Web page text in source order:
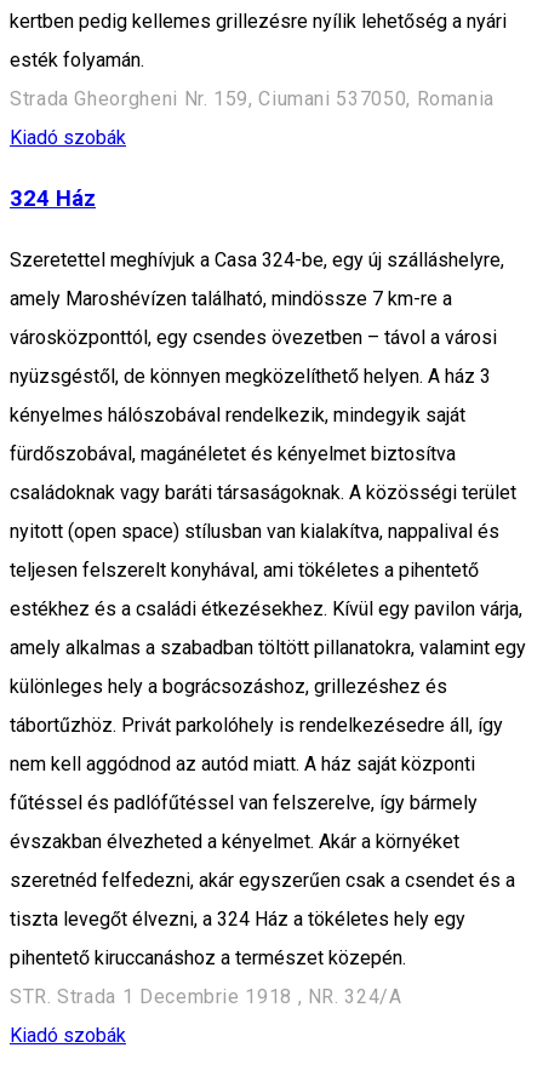
kertben pedig kellemes grillezésre nyílik lehetőség a nyári
esték folyamán.
Strada Gheorgheni Nr. 159, Ciumani 537050, Romania
Kiadó szobák
324 Ház
Szeretettel meghívjuk a Casa 324-be, egy új szálláshelyre,
amely Maroshévízen található, mindössze 7 km-re a
városközponttól, egy csendes övezetben – távol a városi
nyüzsgéstől, de könnyen megközelíthető helyen. A ház 3
kényelmes hálószobával rendelkezik, mindegyik saját
fürdőszobával, magánéletet és kényelmet biztosítva
családoknak vagy baráti társaságoknak. A közösségi terület
nyitott (open space) stílusban van kialakítva, nappalival és
teljesen felszerelt konyhával, ami tökéletes a pihentető
estékhez és a családi étkezésekhez. Kívül egy pavilon várja,
amely alkalmas a szabadban töltött pillanatokra, valamint egy
különleges hely a bográcsozáshoz, grillezéshez és
tábortűzhöz. Privát parkolóhely is rendelkezésedre áll, így
nem kell aggódnod az autód miatt. A ház saját központi
fűtéssel és padlófűtéssel van felszerelve, így bármely
évszakban élvezheted a kényelmet. Akár a környéket
szeretnéd felfedezni, akár egyszerűen csak a csendet és a
tiszta levegőt élvezni, a 324 Ház a tökéletes hely egy
pihentető kiruccanáshoz a természet közepén.
STR. Strada 1 Decembrie 1918 , NR. 324/A
Kiadó szobák